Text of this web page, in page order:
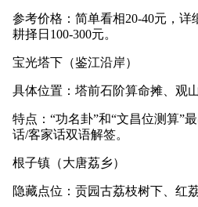
参考价格：简单看相20-40元，详
耕择日100-300元。
宝光塔下（鉴江沿岸）
具体位置：塔前石阶算命摊、观
特点：“功名卦”和“文昌位测算”
话/客家话双语解签。
根子镇（大唐荔乡）
隐藏点位：贡园古荔枝树下、红